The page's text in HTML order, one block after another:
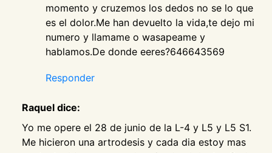
momento y cruzemos los dedos no se lo que
es el dolor.Me han devuelto la vida,te dejo mi
numero y llamame o wasapeame y
hablamos.De donde eeres?646643569
Responder
Raquel dice:
Yo me opere el 28 de junio de la L-4 y L5 y L5 S1.
Me hicieron una artrodesis y cada dia estoy mas